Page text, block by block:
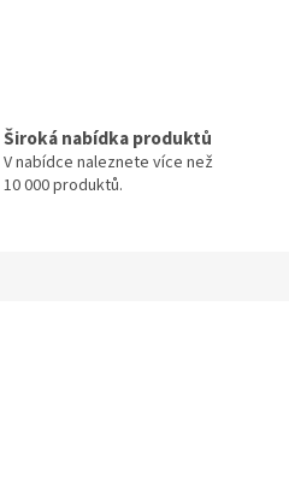
Široká nabídka produktů
V nabídce naleznete více než
10 000 produktů.